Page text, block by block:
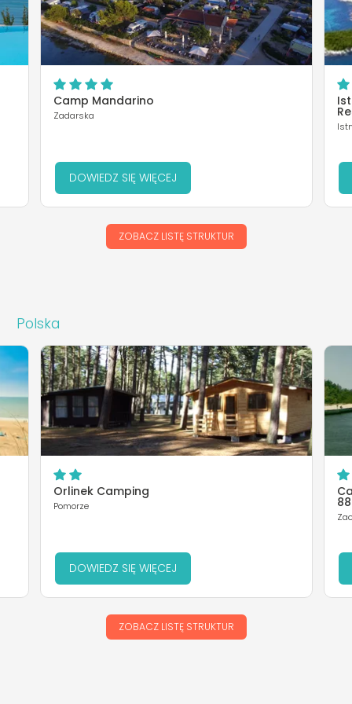
Camp Mandarino
Zadarska
DOWIEDZ SIĘ WIĘCEJ
ZOBACZ LISTĘ STRUKTUR
Polska
Orlinek Camping
Pomorze
DOWIEDZ SIĘ WIĘCEJ
88
ZOBACZ LISTĘ STRUKTUR